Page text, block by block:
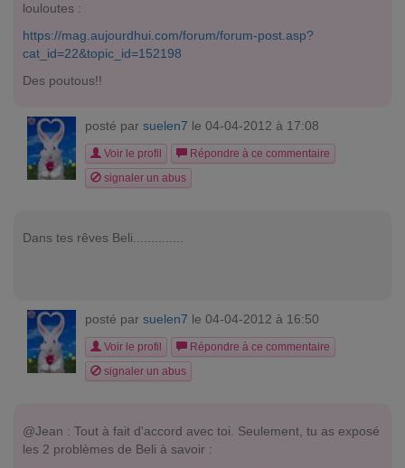
louloutes :
https://mag.aujourdhui.com/forum/forum-post.asp?
cat_id=22&topic_id=152198
Des poutous!!
posté par suelen7 le 04-04-2012 à 17:08
Voir le profil
Répondre à ce commentaire
signaler un abus
Dans tes rêves Beli..............
posté par suelen7 le 04-04-2012 à 16:50
Voir le profil
Répondre à ce commentaire
signaler un abus
@Jean : Tout à fait d'accord avec toi. Seulement, tu as exposé
les 2 problèmes de Beli à savoir :